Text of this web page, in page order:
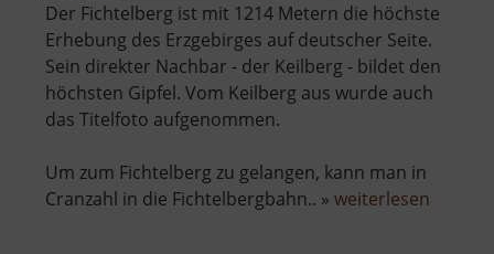
Der Fichtelberg ist mit 1214 Metern die höchste
Erhebung des Erzgebirges auf deutscher Seite.
Sein direkter Nachbar - der Keilberg - bildet den
höchsten Gipfel. Vom Keilberg aus wurde auch
das Titelfoto aufgenommen.
Um zum Fichtelberg zu gelangen, kann man in
Cranzahl in die Fichtelbergbahn.. » weiterlesen